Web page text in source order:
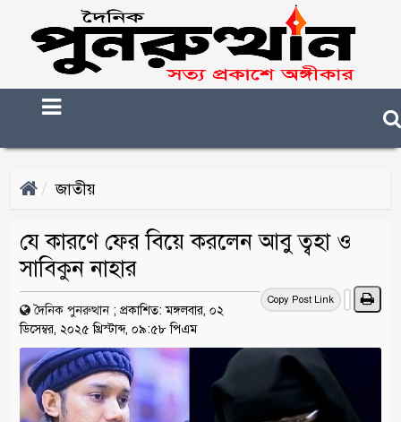
জাতীয়
যে কারণে ফের বিয়ে করলেন আবু ত্বহা ও
সাবিকুন নাহার
Copy Post Link
দৈনিক পুনরুত্থান ; প্রকাশিত: মঙ্গলবার, ০২
ডিসেম্বর, ২০২৫ খ্রিস্টাব্দ, ০৯:৫৮ পিএম